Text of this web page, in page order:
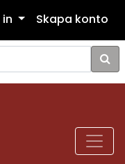
Skapa konto
Sök